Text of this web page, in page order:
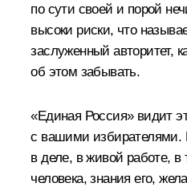
по сути своей и порой
высоки риски, что
заслуженный авторитет,
об этом забывать.
«Единая Россия» видит
с вашими избирателями.
в деле, в живой работе, в
человека, знания его,